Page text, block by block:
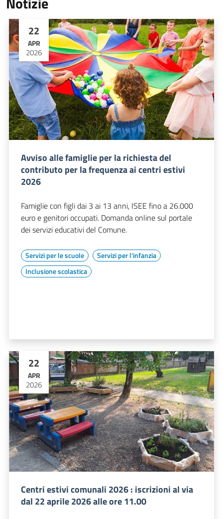
22
APR
2026
Avviso alle famiglie per la richiesta del
contributo per la frequenza ai centri estivi
2026
Famiglie con figli dai 3 ai 13 anni, ISEE fino a 26.000
euro e genitori occupati. Domanda online sul portale
dei servizi educativi del Comune.
Servizi per le scuole
Servizi per l'infanzia
Inclusione scolastica
22
APR
2026
Centri estivi comunali 2026 : iscrizioni al via
dal 22 aprile 2026 alle ore 11.00